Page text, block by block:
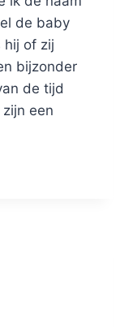
de baby
hij of zij
bijzonder
de tijd
een